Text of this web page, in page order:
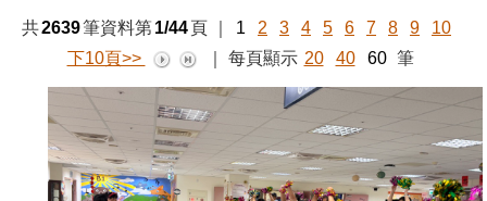
共2639筆資料第1/44頁 1 2 3 4 5 6 7 8 9
10
下10頁>>
每頁顯示 20 40 60 筆